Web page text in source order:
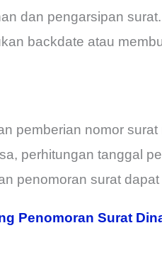
dan pengarsipan surat.
backdate atau
pemberian nomor surat
perhitungan tanggal
penomoran surat dapat
Penomoran Surat